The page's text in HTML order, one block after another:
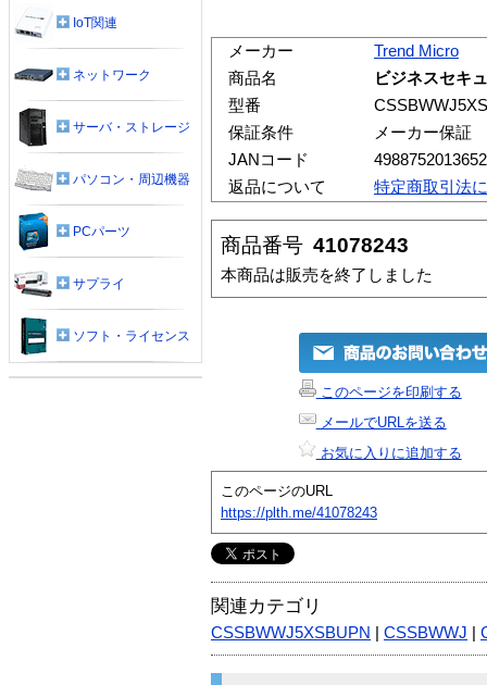
メーカー
Trend Micro
商品名
ビジネスセキ
型番
保証条件
メーカー保証
JANコード
4988752013652
返品について
特定商取引法
商品番号 41078243
本商品は販売を終了しました
このページを印刷する
メールでURLを送る
お気に入りに追加する
このページのURL
https://plth.me/41078243
関連カテゴリ
CSSBWWJ5XSBUPN CSSBWWJ
IoT関連
ネットワーク
サーバ・ストレージ
パソコン・周辺機器
PCパーツ
サプライ
ソフト・ライセンス